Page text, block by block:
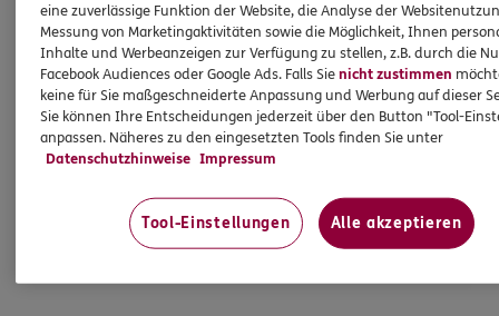
ERGO die Chance auf besondere
Fußballmomente: Wir verlosen 2 x 2 Tickets für
das UEFA Nations-League-Spiel der DFB-Männer-
Nationalmannschaft Deutschland gegen Serbien
am 01. Oktober 2026 in München.
Teilnahmebedingungen
eine zuverlässige Funktion der Website, die Analyse der
Messung von Marketingaktivitäten sowie die Möglichkeit, Ihnen
Inhalte und Werbeanzeigen zur Verfügung zu stellen, z.B. durch die
Facebook Audiences oder Google Ads. Falls Sienicht zustimmen
keine für Sie maßgeschneiderte Anpassung und Werbung auf dieser
Sie können Ihre Entscheidungen jederzeit über den Button "Tool-
anpassen. Näheres zu den eingesetzten Tools finden Sie unter
Datenschutzhinweise Impressum
Tool-Einstellungen Alle akzeptieren